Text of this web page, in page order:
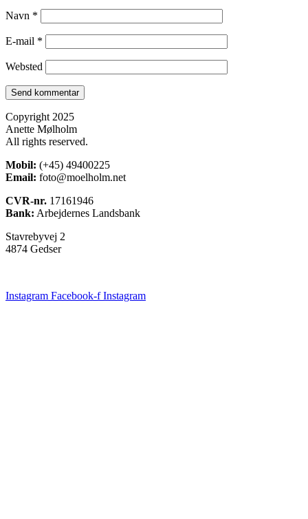
Navn *
E-mail *
Websted
Copyright 2025
Anette Mølholm
All rights reserved.
Mobil: (+45) 49400225
Email: foto@moelholm.net
CVR-nr. 17161946
Bank: Arbejdernes Landsbank
Stavrebyvej 2
4874 Gedser
Instagram Facebook-f Instagram